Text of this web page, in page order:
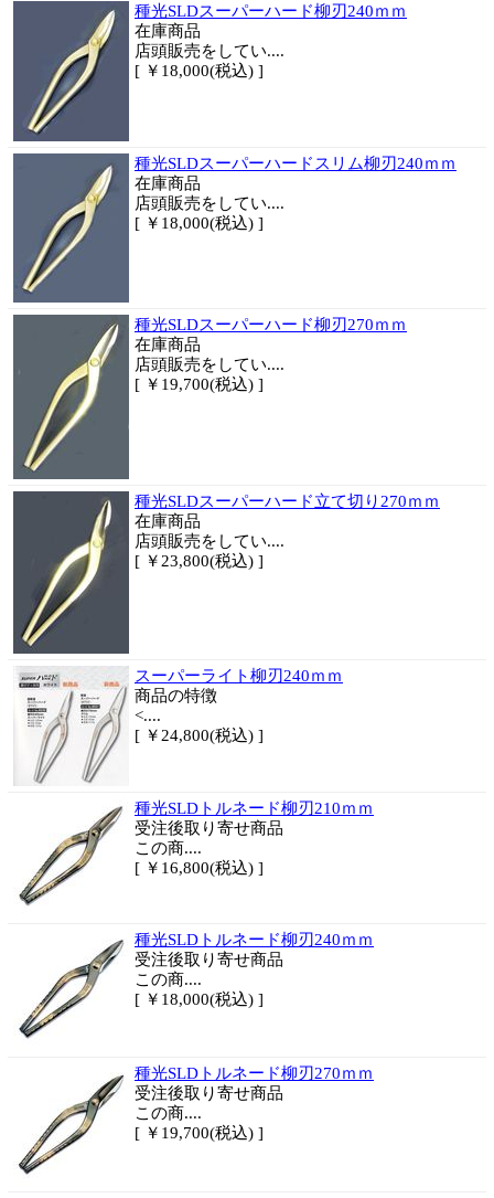
種光SLDスーパーハード柳刃240ｍｍ
在庫商品
店頭販売をしてい....
[ ￥18,000(税込) ]
種光SLDスーパーハードスリム柳刃240ｍｍ
在庫商品
店頭販売をしてい....
[ ￥18,000(税込) ]
種光SLDスーパーハード柳刃270ｍｍ
在庫商品
店頭販売をしてい....
[ ￥19,700(税込) ]
種光SLDスーパーハード立て切り270ｍｍ
在庫商品
店頭販売をしてい....
[ ￥23,800(税込) ]
スーパーライト柳刃240ｍｍ
商品の特徴
<....
[ ￥24,800(税込) ]
種光SLDトルネード柳刃210ｍｍ
受注後取り寄せ商品
この商....
[ ￥16,800(税込) ]
種光SLDトルネード柳刃240ｍｍ
受注後取り寄せ商品
この商....
[ ￥18,000(税込) ]
種光SLDトルネード柳刃270ｍｍ
受注後取り寄せ商品
この商....
[ ￥19,700(税込) ]